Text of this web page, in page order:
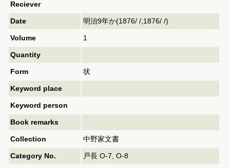
Reciever
Date 明治9年か(1876/ /,1876/ /)
Volume 1
Quantity
Form 状
Keyword place
Keyword person
Book remarks
Collection 中野家文書
Category No. 戸長 O-7, O-8